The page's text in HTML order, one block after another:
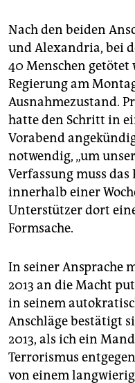
Nach den beiden
und Alexandria, bei
40 Menschen
Regierung am
Ausnahmezustand.
hatte den Schritt in
Vorabend
notwendig, „um
Verfassung muss
innerhalb einer
Unterstützer dort
Formsache.
In seiner Ansprache
2013 an die Macht
in seinem
Anschläge bestätigt
2013, als ich ein
Terrorismus
von einem